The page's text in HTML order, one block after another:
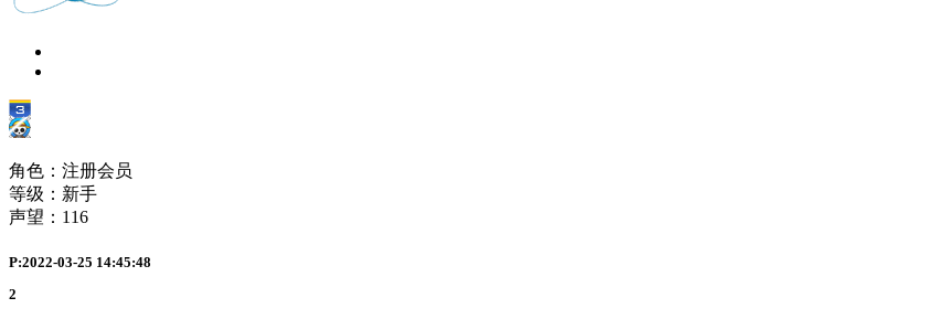
角色：注册会员
等级：新手
声望： 116
P:2022-03-25 14:45:48
2